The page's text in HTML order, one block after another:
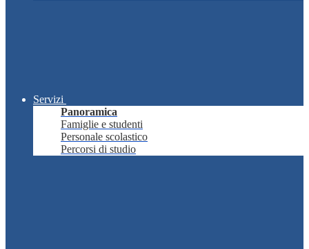
Servizi
Panoramica
Famiglie e studenti
Personale scolastico
Percorsi di studio